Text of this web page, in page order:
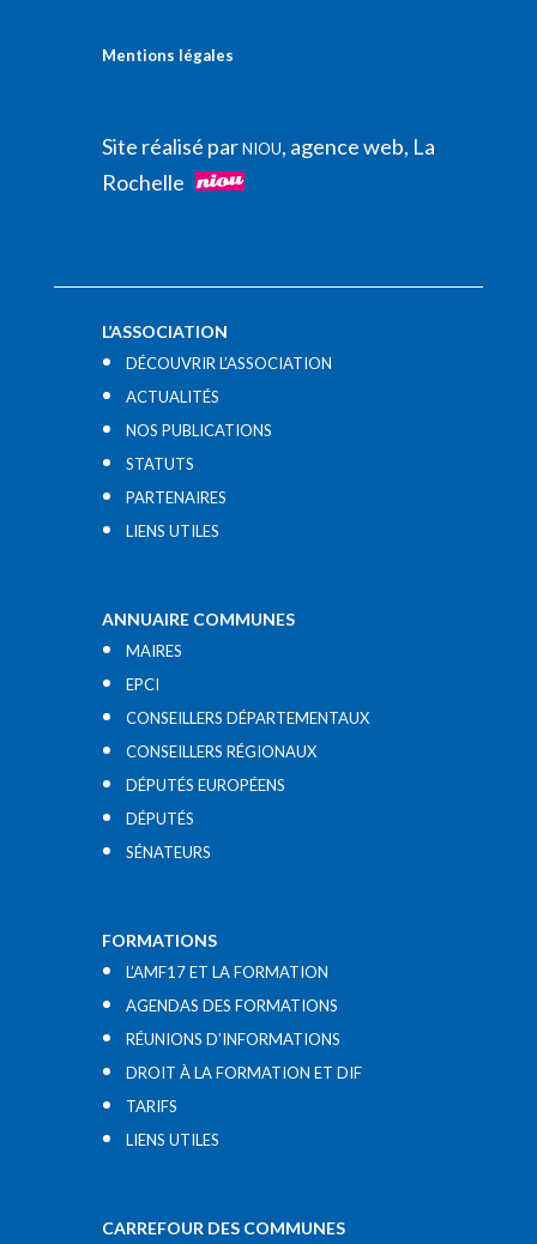
Mentions légales
Site réalisé parNIOU, agence web, La
Rochelle
L’ASSOCIATION
DÉCOUVRIR L’ASSOCIATION
ACTUALITÉS
NOS PUBLICATIONS
STATUTS
PARTENAIRES
LIENS UTILES​
ANNUAIRE COMMUNES
MAIRES
EPCI
CONSEILLERS DÉPARTEMENTAUX
CONSEILLERS RÉGIONAUX
DÉPUTÉS EUROPÉENS
DÉPUTÉS
SÉNATEURS
FORMATIONS
L’AMF17 ET LA FORMATION
AGENDAS DES FORMATIONS
RÉUNIONS D’INFORMATIONS
DROIT À LA FORMATION ET DIF
TARIFS
LIENS UTILES​
CARREFOUR DES COMMUNES